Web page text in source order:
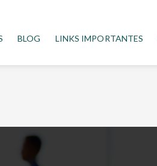
BLOG LINKS IMPORTANTES